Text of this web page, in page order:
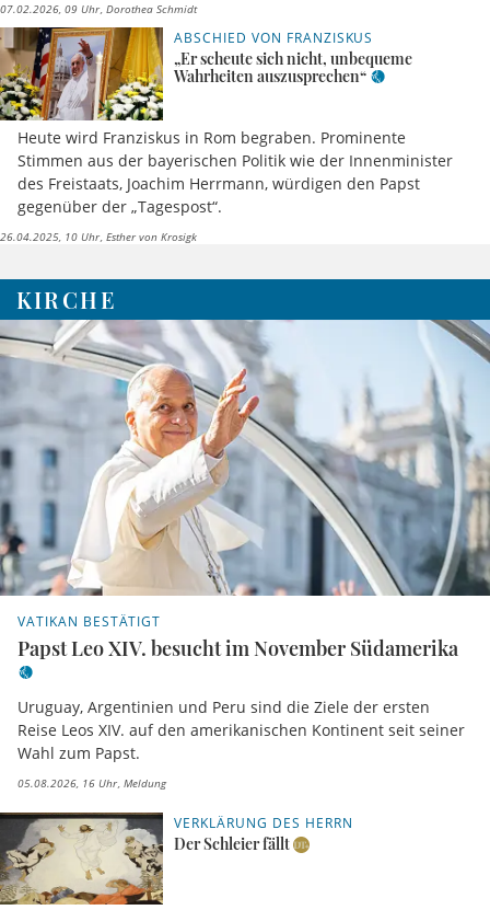
07.02.2026, 09 Uhr Dorothea Schmidt
ABSCHIED VON FRANZISKUS
„Er scheute sich nicht, unbequeme
Wahrheiten auszusprechen“
Heute wird Franziskus in Rom begraben. Prominente
Stimmen aus der bayerischen Politik wie der Innenminister
des Freistaats, Joachim Herrmann, würdigen den Papst
gegenüber der „Tagespost“.
26.04.2025, 10 Uhr Esther von Krosigk
KIRCHE
VATIKAN BESTÄTIGT
Papst Leo XIV. besucht im November Südamerika
Uruguay, Argentinien und Peru sind die Ziele der ersten
Reise Leos XIV. auf den amerikanischen Kontinent seit seiner
Wahl zum Papst.
05.08.2026, 16 Uhr Meldung
VERKLÄRUNG DES HERRN
Der Schleier fällt